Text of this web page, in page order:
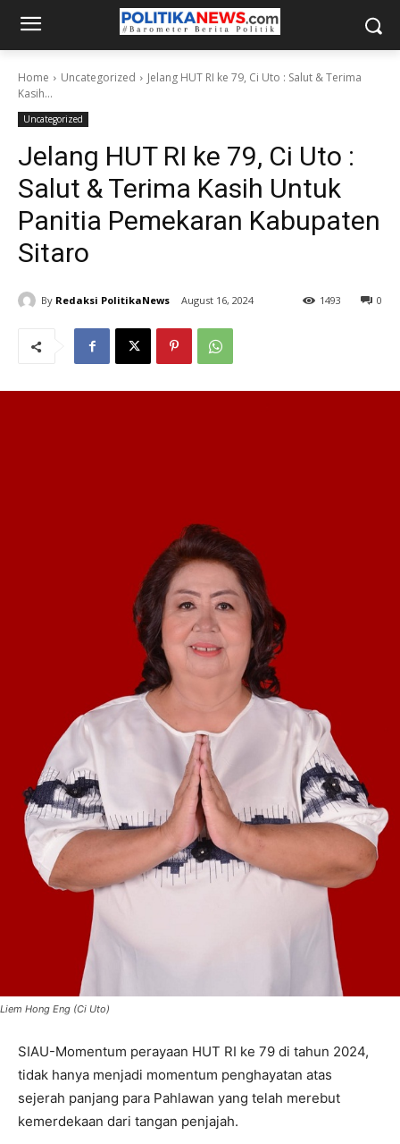
Home Uncategorized
Jelang HUT RI ke 79, Ci Uto : Salut & Terima
Kasih...
Uncategorized
Jelang HUT RI ke 79, Ci Uto :
Salut & Terima Kasih Untuk
Panitia Pemekaran Kabupaten
Sitaro
By Redaksi PolitikaNews August 16, 2024 0
1493
Liem Hong Eng (Ci Uto)
SIAU-Momentum perayaan HUT RI ke 79 di tahun 2024,
tidak hanya menjadi momentum penghayatan atas
sejerah panjang para Pahlawan yang telah merebut
kemerdekaan dari tangan penjajah.